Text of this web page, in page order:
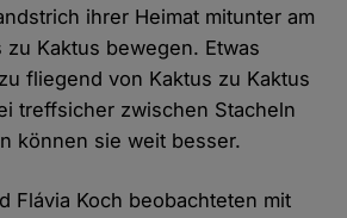
ihrer Heimat mitunter am
zu Kaktus bewegen. Etwas
fliegend von Kaktus zu Kaktus
treffsicher zwischen Stacheln
können sie weit besser.
Flávia Koch beobachteten mit